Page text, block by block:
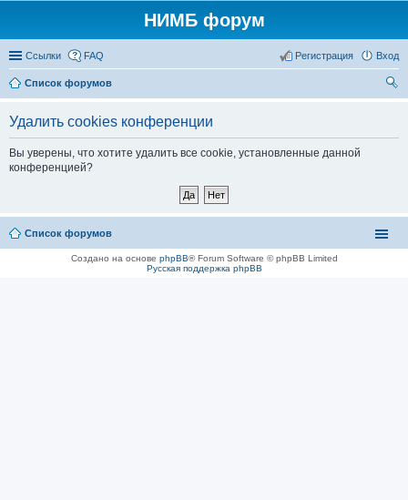
НИМБ форум
Ссылки FAQ Вход
Регистрация
Список форумов
Удалить cookies конференции
Вы уверены, что хотите удалить все cookie, установленные данной
конференцией?
Список форумов
Создано на основе phpBB® Forum Software © phpBB Limited
Русская поддержка phpBB